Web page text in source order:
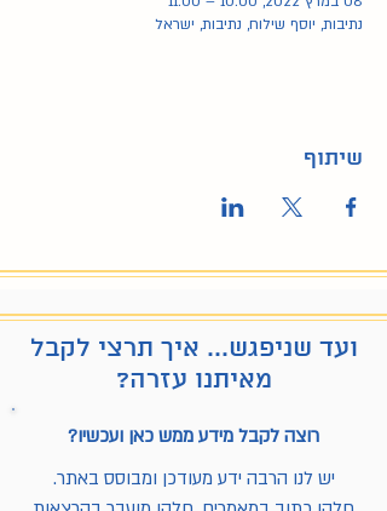
נתיבות, יוסף שילוח‬‎, נתיבות, ישראל
שיתוף
ועד שניפגש... איך תרצי לקבל
מאיתנו עזרה?
רוצה לקבל מידע ממש כאן ועכשיו?
יש לנו הרבה ידע מעודכן ומבוסס באתר.